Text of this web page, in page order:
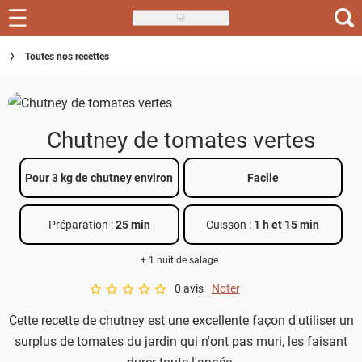
Skip
to
main
Recettes
Inspirations
Menu de la semaine
Actus
Téléchargez l'app Saveurs Recettes
Toutes nos recettes
Chutney de tomates vertes
Pour 3 kg de chutney environ Facile
Préparation :25 min Cuisson : 1 h et 15 min
+ 1 nuit de salage
A star rating of 0 out of 5.
0 avis Noter
Cette recette de chutney est une excellente façon d'utiliser un
surplus de tomates du jardin qui n'ont pas muri, les faisant